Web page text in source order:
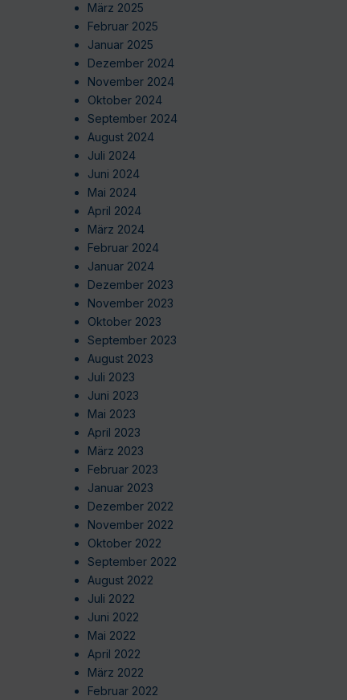
März 2025
Februar 2025
Januar 2025
Dezember 2024
November 2024
Oktober 2024
September 2024
August 2024
Juli 2024
Juni 2024
Mai 2024
April 2024
März 2024
Februar 2024
Januar 2024
Dezember 2023
November 2023
Oktober 2023
September 2023
August 2023
Juli 2023
Juni 2023
Mai 2023
April 2023
März 2023
Februar 2023
Januar 2023
Dezember 2022
November 2022
Oktober 2022
September 2022
August 2022
Juli 2022
Juni 2022
Mai 2022
April 2022
März 2022
Februar 2022